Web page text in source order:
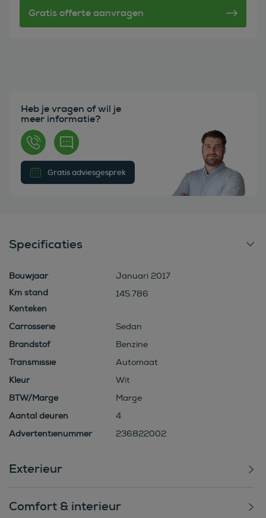
Heb je vragen of wil je
meer informatie?
Gratis adviesgesprek
Specificaties
Bouwjaar
Januari 2017
145.786
Kenteken
Carrosserie
Sedan
Brandstof
Benzine
Transmissie
Automaat
Kleur
Wit
BTW/Marge
Marge
Aantal deuren
4
Advertentienummer
236822002
Exterieur
Comfort & interieur